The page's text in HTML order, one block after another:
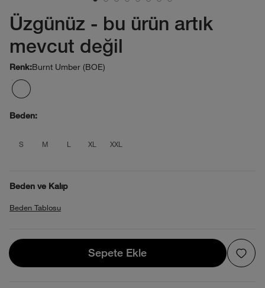
Üzgünüz - bu ürün artık
mevcut değil
Renk:Burnt Umber (BOE)
Beden:
S M L XL XXL
Beden ve Kalıp
Beden Tablosu
Sepete Ekle
Sepete Ekle